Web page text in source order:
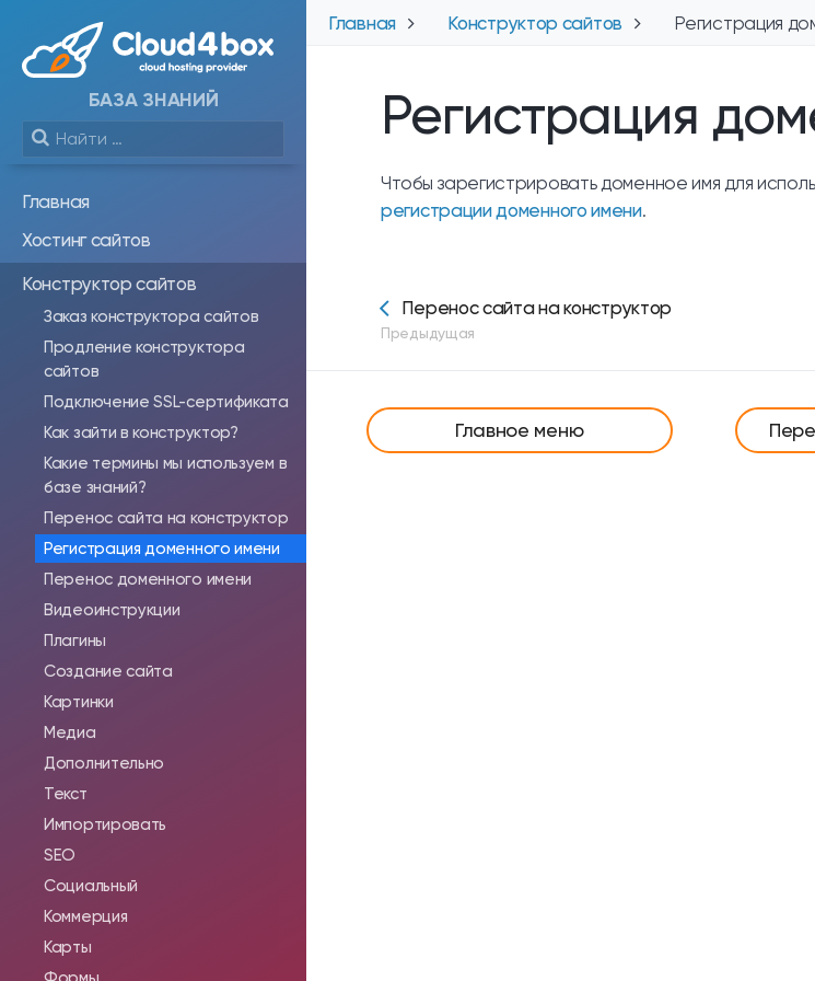
БАЗА ЗНАНИЙ
Главная
Хостинг сайтов
Конструктор сайтов
Заказ конструктора сайтов
Продление конструктора
сайтов
Подключение SSL-сертификата
Как зайти в конструктор?
Какие термины мы используем в
базе знаний?
Перенос сайта на конструктор
Регистрация доменного имени
Перенос доменного имени
Видеоинструкции
Плагины
Создание сайта
Картинки
Медиа
Дополнительно
Текст
Импортировать
SEO
Социальный
Коммерция
Карты
Главная Конструктор сайтов Регистрация
Регистрация
Чтобы зарегистрировать доменное имя для
регистрации доменного имени.
Перенос сайта на конструктор
Предыдущая
Главное меню